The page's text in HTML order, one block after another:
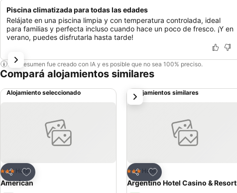
Piscina climatizada para todas las edades
Relájate en una piscina limpia y con temperatura controlada, ideal
para familias y perfecta incluso cuando hace un poco de fresco. ¡Y en
verano, puedes disfrutarla hasta tarde!
Este resumen fue creado con IA y es posible que no sea 100% preciso.
Compará alojamientos similares
Alojamiento seleccionado
Compartir
Añadir a favoritos
3 Estrellas
Hotel
American
Alojamientos similares
Compartir
Añadir a favoritos
3 Estrellas
Hotel
Argentino Hotel Casino & Resort
siguiente